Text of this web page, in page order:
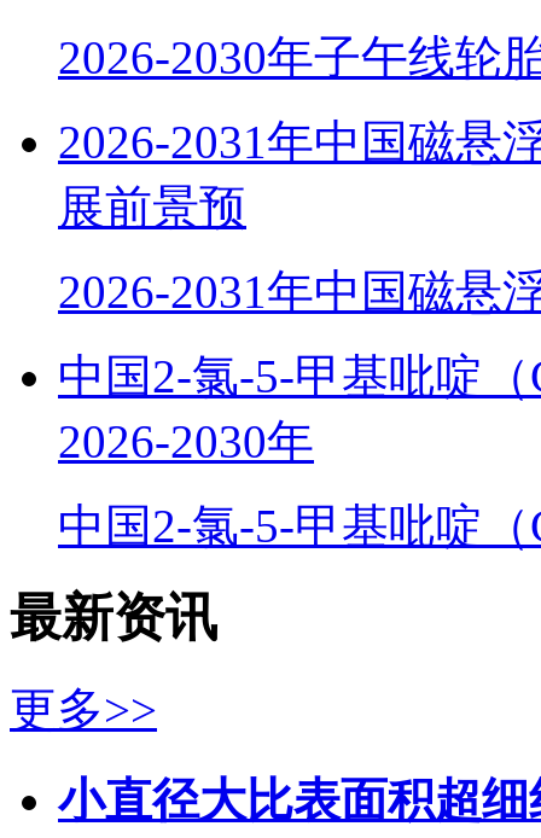
2026-2030年子午线轮
2026-2031年中国磁悬
展前景预
2026-2031年中国磁悬
中国2-氯-5-甲基吡啶
2026-2030年
中国2-氯-5-甲基吡啶
最新资讯
更多>>
小直径大比表面积超